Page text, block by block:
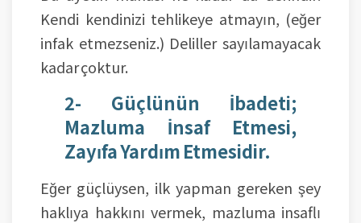
Kendi kendinizi tehlikeye atmayın, (eğer
infak etmezseniz.) Deliller sayılamayacak
kadar çoktur.
2- Güçlünün İbadeti;
Mazluma İnsaf Etmesi,
Zayıfa Yardım Etmesidir.
Eğer güçlüysen, ilk yapman gereken şey
haklıya hakkını vermek, mazluma insaflı